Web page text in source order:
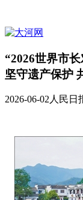
“2026世界市
坚守遗产保护
2026-06-02人民日